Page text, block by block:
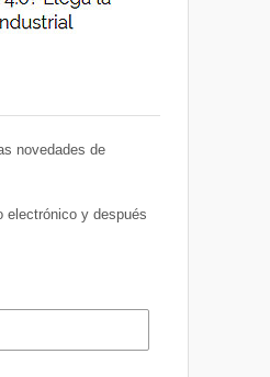
novedades de
electrónico y después